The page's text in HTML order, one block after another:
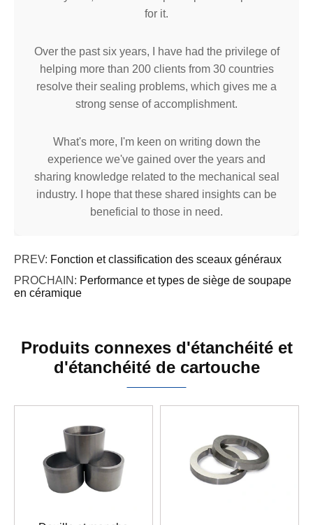
for it.
Over the past six years, I have had the privilege of
helping more than 200 clients from 30 countries
resolve their sealing problems, which gives me a
strong sense of accomplishment.
What's more, I'm keen on writing down the
experience we've gained over the years and
sharing knowledge related to the mechanical seal
industry. I hope that these shared insights can be
beneficial to those in need.
PREV: Fonction et classification des sceaux généraux
PROCHAIN: Performance et types de siège de soupape
en céramique
Produits connexes d'étanchéité et
d'étanchéité de cartouche